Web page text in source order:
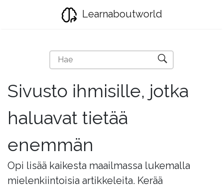
Learnaboutworld
Sivusto ihmisille, jotka
haluavat tietää
enemmän
Opi lisää kaikesta maailmassa lukemalla
mielenkiintoisia artikkeleita. Kerää